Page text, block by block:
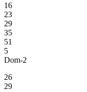
16
23
29
35
51
5
Dom-2
26
29